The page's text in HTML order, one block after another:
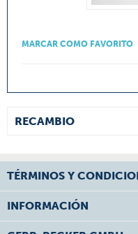
MARCAR COMO FAVORITO
RECAMBIO
TÉRMINOS Y
INFORMACIÓN